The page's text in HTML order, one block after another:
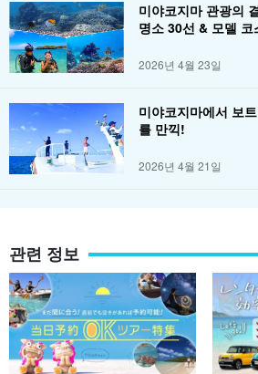
미야코지마 관광의
명소 30선 & 모델
2026년 4월 23일
미야코지마에서 보
를 만끽!
2026년 4월 21일
관련 정보